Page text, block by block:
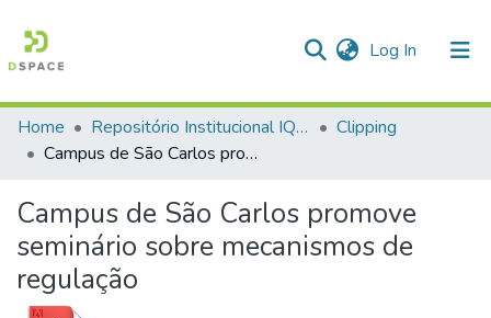
Log In (current)
Communities & Collections
Statistics
Home Repositório Institucional IQSC
Clipping
Campus de São Carlos promove seminário sobre mecanismos de regulação
Campus de São Carlos promove
seminário sobre mecanismos de
regulação